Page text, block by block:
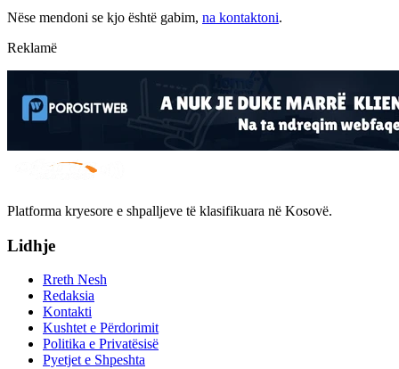
Nëse mendoni se kjo është gabim, na kontaktoni.
Reklamë
Platforma kryesore e shpalljeve të klasifikuara në Kosovë.
Lidhje
Rreth Nesh
Redaksia
Kontakti
Kushtet e Përdorimit
Politika e Privatësisë
Pyetjet e Shpeshta